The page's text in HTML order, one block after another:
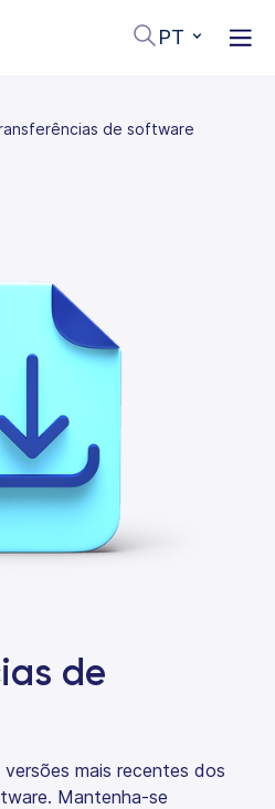
PT
de software
de
mais recentes dos
Mantenha-se